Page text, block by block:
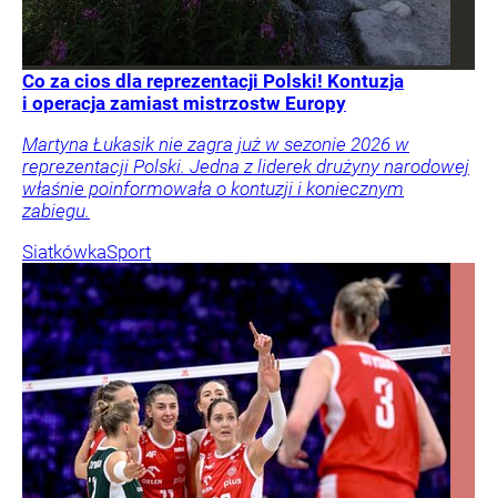
Co za cios dla reprezentacji Polski! Kontuzja
i operacja zamiast mistrzostw Europy
Martyna Łukasik nie zagra już w sezonie 2026 w
reprezentacji Polski. Jedna z liderek drużyny narodowej
właśnie poinformowała o kontuzji i koniecznym
zabiegu.
SiatkówkaSport